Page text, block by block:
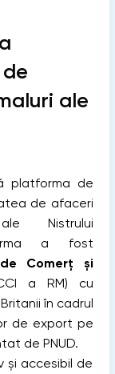
ale
platforma de
de afaceri
Nistrului
a fost
Comerț și
a RM) cu
în cadrul
de export pe
de PNUD.
și accesibil de